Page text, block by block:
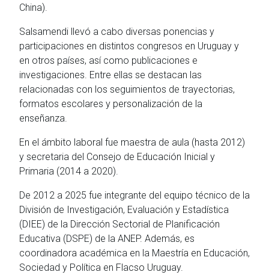
China).
Salsamendi llevó a cabo diversas ponencias y
participaciones en distintos congresos en Uruguay y
en otros países, así como publicaciones e
investigaciones. Entre ellas se destacan las
relacionadas con los seguimientos de trayectorias,
formatos escolares y personalización de la
enseñanza.
En el ámbito laboral fue maestra de aula (hasta 2012)
y secretaria del Consejo de Educación Inicial y
Primaria (2014 a 2020).
De 2012 a 2025 fue integrante del equipo técnico de la
División de Investigación, Evaluación y Estadística
(DIEE) de la Dirección Sectorial de Planificación
Educativa (DSPE) de la ANEP. Además, es
coordinadora académica en la Maestría en Educación,
Sociedad y Política en Flacso Uruguay.